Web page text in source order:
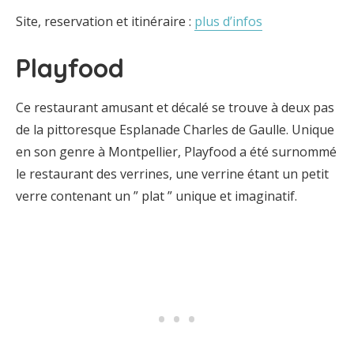
Site, reservation et itinéraire : plus d’infos
Playfood
Ce restaurant amusant et décalé se trouve à deux pas
de la pittoresque Esplanade Charles de Gaulle. Unique
en son genre à Montpellier, Playfood a été surnommé
le restaurant des verrines, une verrine étant un petit
verre contenant un ” plat ” unique et imaginatif.